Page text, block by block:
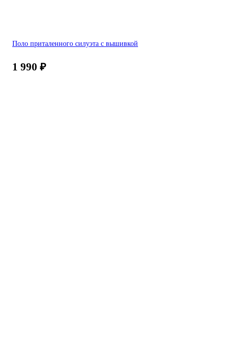
Поло приталенного силуэта с вышивкой
1 990 ₽